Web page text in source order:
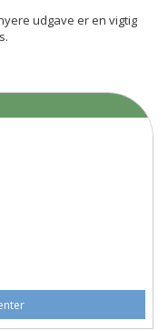
udgave er en vigtig